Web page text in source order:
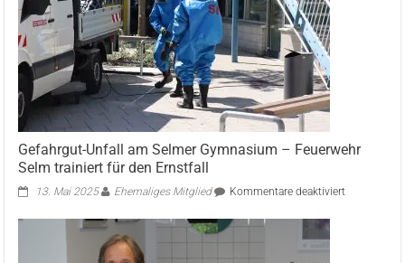
Gefahrgut-Unfall am Selmer Gymnasium – Feuerwehr
Selm trainiert für den Ernstfall
13. Mai 2025 Ehemaliges Mitglied Kommentare deaktiviertfür